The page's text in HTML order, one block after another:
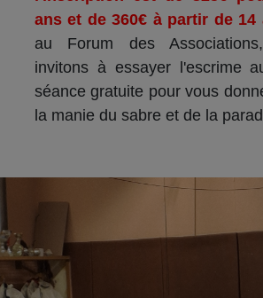
ans et de 360€ à partir de 14
au Forum des
invitons à essayer l'escrime
séance gratuite pour vous
la manie du sabre et de la